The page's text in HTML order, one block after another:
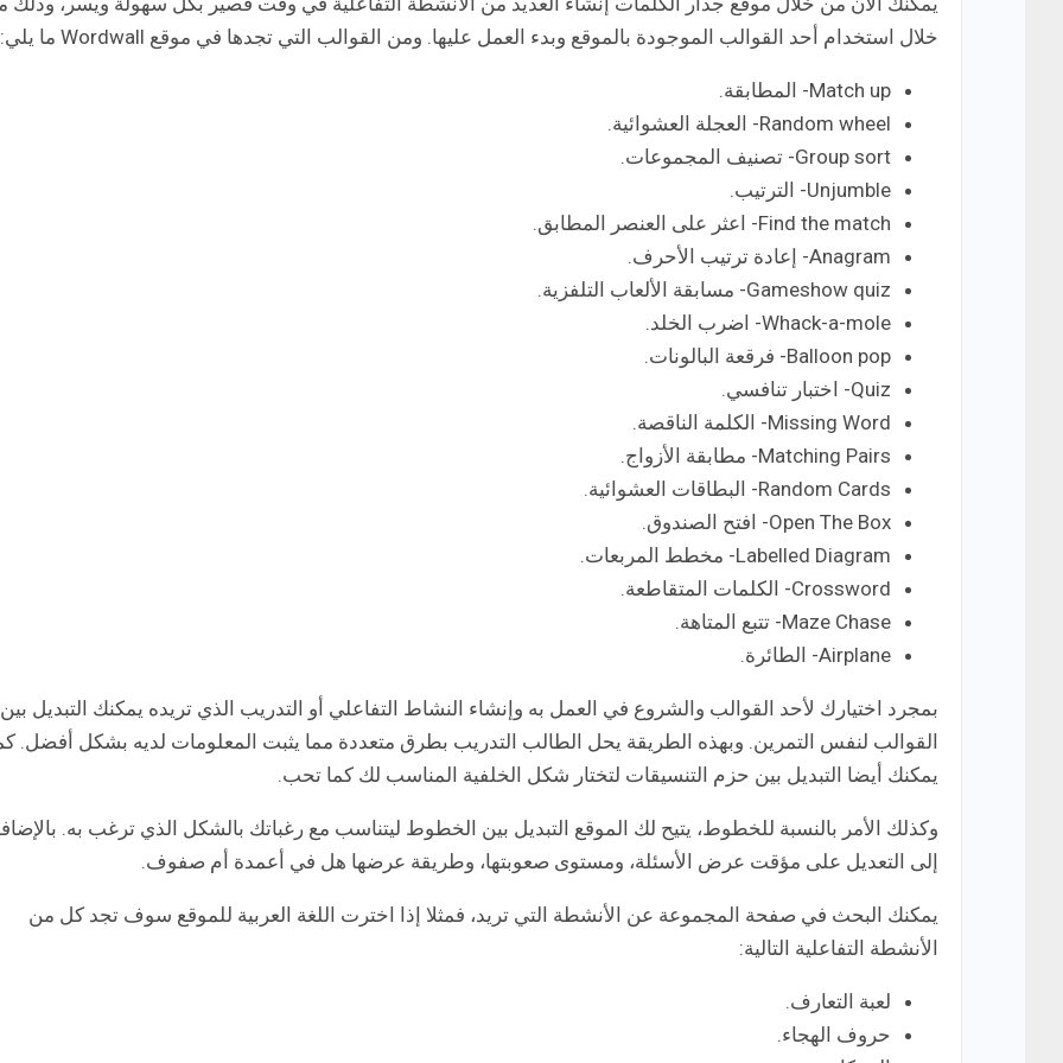
خلال استخدام أحد القوالب الموجودة بالموقع وبدء العمل عليها. ومن القوالب التي تجدها في موقع Wordwall ما يلي:
Match up- المطابقة.
Random wheel- العجلة العشوائية.
Group sort- تصنيف المجموعات.
Unjumble- الترتيب.
Find the match- اعثر على العنصر المطابق.
Anagram- إعادة ترتيب الأحرف.
Gameshow quiz- مسابقة الألعاب التلفزية.
Whack-a-mole- اضرب الخلد.
Balloon pop- فرقعة البالونات.
Quiz- اختبار تنافسي.
Missing Word- الكلمة الناقصة.
Matching Pairs- مطابقة الأزواج.
Random Cards- البطاقات العشوائية.
Open The Box- افتح الصندوق.
Labelled Diagram- مخطط المربعات.
Crossword- الكلمات المتقاطعة.
Maze Chase- تتبع المتاهة.
Airplane- الطائرة.
بمجرد اختيارك لأحد القوالب والشروع في العمل به وإنشاء النشاط التفاعلي أو التدريب الذي تريده يمكنك التبديل بين
القوالب لنفس التمرين. وبهذه الطريقة يحل الطالب التدريب بطرق متعددة مما يثبت المعلومات لديه بشكل أفضل.
يمكنك أيضا التبديل بين حزم التنسيقات لتختار شكل الخلفية المناسب لك كما تحب.
وكذلك الأمر بالنسبة للخطوط، يتيح لك الموقع التبديل بين الخطوط ليتناسب مع رغباتك بالشكل الذي ترغب به.
إلى التعديل على مؤقت عرض الأسئلة، ومستوى صعوبتها، وطريقة عرضها هل في أعمدة أم صفوف.
يمكنك البحث في صفحة المجموعة عن الأنشطة التي تريد، فمثلا إذا اخترت اللغة العربية للموقع سوف تجد كل من
الأنشطة التفاعلية التالية:
لعبة التعارف.
حروف الهجاء.